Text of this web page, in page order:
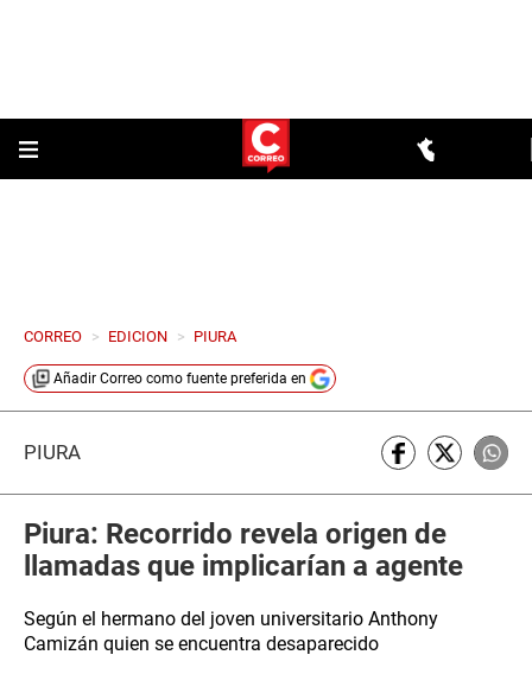
CORREO > EDICION > PIURA
Añadir Correo como fuente preferida en
PIURA
Piura: Recorrido revela origen de
llamadas que implicarían a agente
Según el hermano del joven universitario Anthony
Camizán quien se encuentra desaparecido